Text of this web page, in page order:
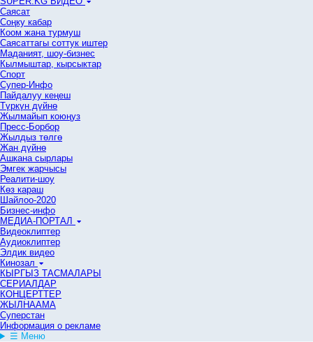
Саясат
Cоңку кабар
Коом жана турмуш
Саясаттагы соттук иштер
Маданият, шоу-бизнес
Кылмыштар, кырсыктар
Спорт
Супер-Инфо
Пайдалуу кеңеш
Түркүн дүйнө
Жылмайып коюңуз
Пресс-Борбор
Жылдыз төлгө
Жан дүйнө
Ашкана сырлары
Эмгек жарчысы
Реалити-шоу
Көз караш
Шайлоо-2020
Бизнес-инфо
МЕДИА-ПОРТАЛ
Видеоклиптер
Аудиоклиптер
Элдик видео
Кинозал
КЫРГЫЗ ТАСМАЛАРЫ
СЕРИАЛДАР
КОНЦЕРТТЕР
ЖЫЛНААМА
Суперстан
Информация о рекламе
☰ Меню